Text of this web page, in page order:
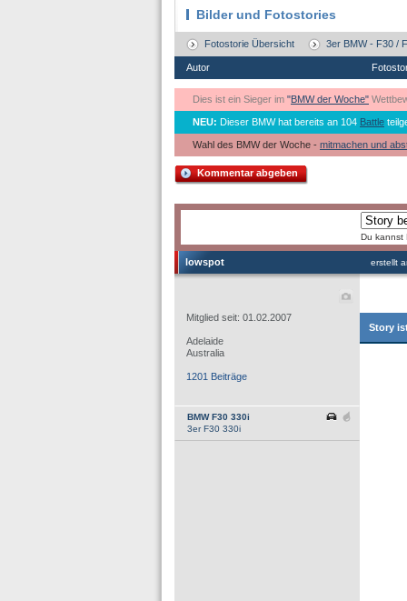
Bilder und Fotostories
Fotostorie Übersicht 3er BMW - F30 /
Autor
Dies ist ein Sieger im "BMW der Woche"
NEU: Dieser BMW hat bereits an 104 Battle
Wahl des BMW der Woche - mitmachen und
Kommentar abgeben
Du kannst
lowspot erstellt
Mitglied seit: 01.02.2007
Adelaide
Australia
1201 Beiträge
BMW F30 330i
3er F30 330i
Story